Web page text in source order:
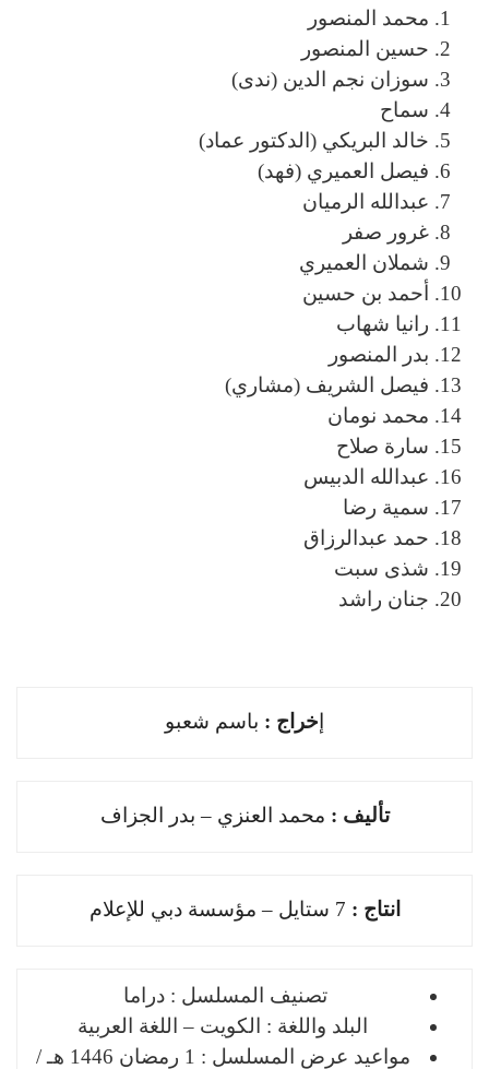
محمد المنصور
حسين المنصور
سوزان نجم الدين (ندى)
سماح
خالد البريكي (الدكتور عماد)
فيصل العميري (فهد)
عبدالله الرميان
غرور صفر
شملان العميري
أحمد بن حسين
رانيا شهاب
بدر المنصور
فيصل الشريف (مشاري)
محمد نومان
سارة صلاح
عبدالله الدبيس
سمية رضا
حمد عبدالرزاق
شذى سبت
جنان راشد
ﺧﺮاﺝ : باسم شعبو
ﺗﺄﻟﻴﻒ : محمد العنزي – بدر الجزاف
اﻧﺘﺎﺝ :
تصنيف المسلسل : دراما
البلد واللغة : الكويت – اللغة العربية
مواعيد عرض المسلسل : 1 رمضان 1446 هـ /